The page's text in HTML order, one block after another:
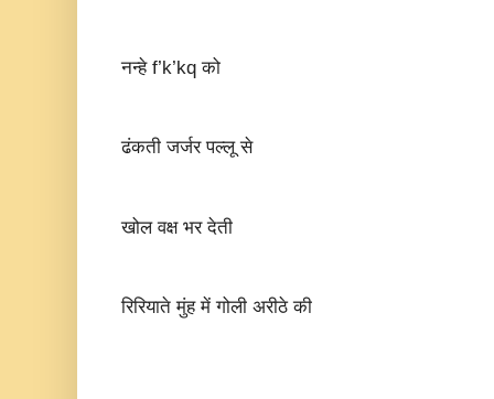
नन्हे f’k’kq को
ढंकती जर्जर पल्लू से
खोल वक्ष भर देती
रिरियाते मुंह में गोली अरीठे की